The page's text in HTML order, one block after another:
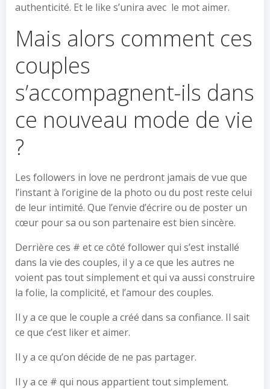
authenticité. Et le like s’unira avec le mot aimer.
Mais alors comment ces
couples
s’accompagnent-ils dans
ce nouveau mode de vie
?
Les followers in love ne perdront jamais de vue que
l’instant à l’origine de la photo ou du post reste celui
de leur intimité. Que l’envie d’écrire ou de poster un
cœur pour sa ou son partenaire est bien sincère.
Derrière ces # et ce côté follower qui s’est installé
dans la vie des couples, il y a ce que les autres ne
voient pas tout simplement et qui va aussi construire
la folie, la complicité, et l’amour des couples.
Il y a ce que le couple a créé dans sa confiance. Il sait
ce que c’est liker et aimer.
Il y a ce qu’on décide de ne pas partager.
Il y a ce # qui nous appartient tout simplement.